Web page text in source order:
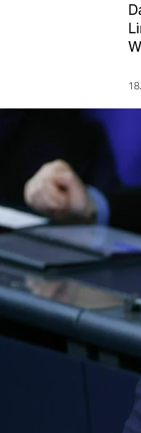
nord
verlag
verlag
veranstaltungen
shop
fragen & hilfe
unterstützen
abo